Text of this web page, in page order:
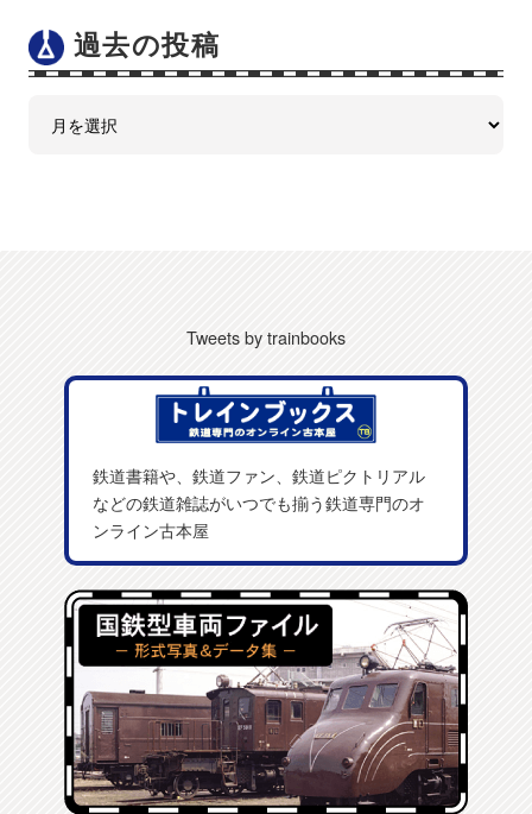
過去の投稿
Tweets by trainbooks
鉄道書籍や、鉄道ファン、鉄道ピクトリアル
などの鉄道雑誌がいつでも揃う鉄道専門のオ
ンライン古本屋